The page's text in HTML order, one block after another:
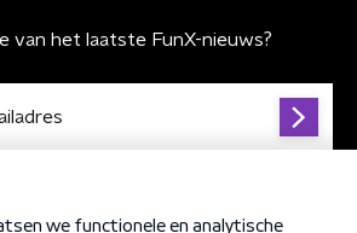
van het laatste FunX-nieuws?